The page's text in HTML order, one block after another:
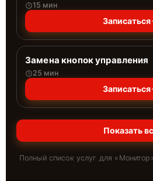
15 мин
Записаться
Замена кнопок управления
25 мин
Записаться
Показать
Полный список услуг для « Монитор